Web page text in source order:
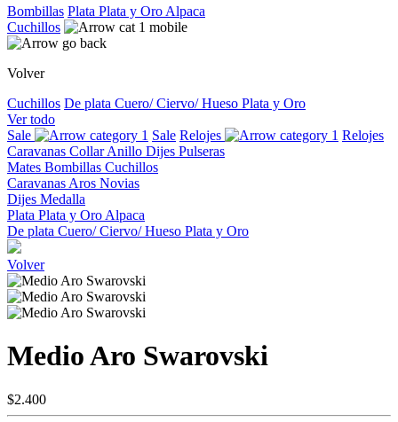
Bombillas Plata Plata y Oro Alpaca
Cuchillos
Volver
Cuchillos De plata Cuero/ Ciervo/ Hueso Plata y Oro
Ver todo
Sale
Sale Relojes
Relojes
Caravanas CollarAnillo Dijes Pulseras
Mates Bombillas Cuchillos
Caravanas Aros Novias
Dijes Medalla
Plata Plata y Oro Alpaca
De plata Cuero/ Ciervo/ Hueso Plata y Oro
Volver
Medio Aro Swarovski
$2.400